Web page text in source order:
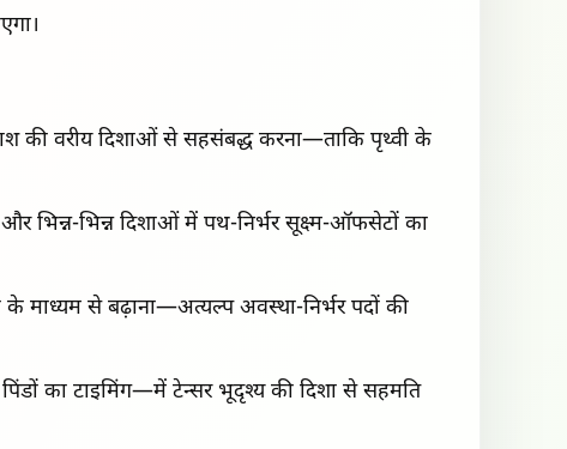
की वरीय दिशाओं से सहसंबद्ध करना—ताकि पृथ्वी के
भिन्न-भिन्न दिशाओं में पथ-निर्भर सूक्ष्म-ऑफसेटों का
माध्यम से बढ़ाना—अत्यल्प अवस्था-निर्भर पदों की
का टाइमिंग—में टेन्सर भूदृश्य की दिशा से सहमति